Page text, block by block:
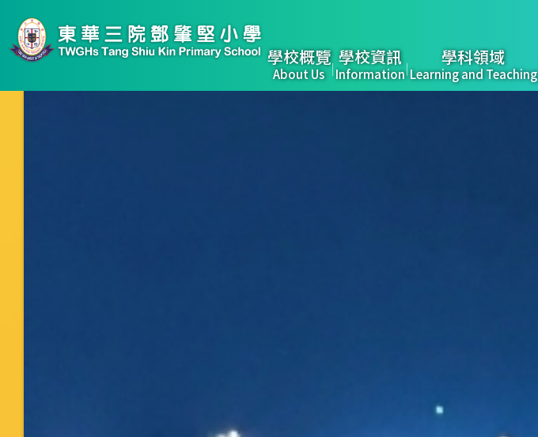
移至主內容
Main
navigation
學校概覽
About Us
學校資訊
Information
學科領域
Learning and Teaching